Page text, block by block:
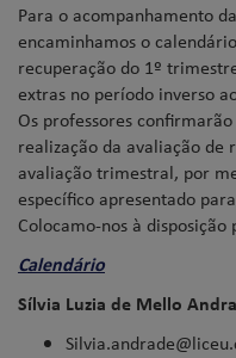
Para o acompanhamento
encaminhamos o
recuperação do 1º
extras no período inverso
Os professores
realização da avaliação de
avaliação trimestral, por
específico apresentado
Colocamo-nos à
Calendário
Sílvia Luzia de Mello